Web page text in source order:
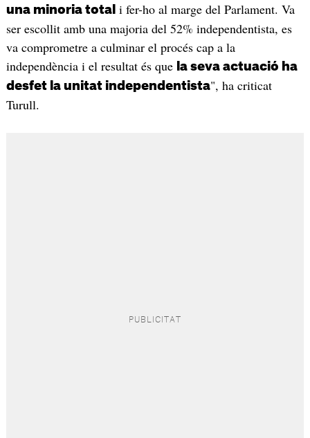
una minoria total i fer-ho al marge del Parlament. Va
ser escollit amb una majoria del 52% independentista, es
va comprometre a culminar el procés cap a la
independència i el resultat és que la seva actuació ha
desfet la unitat independentista", ha criticat
Turull.